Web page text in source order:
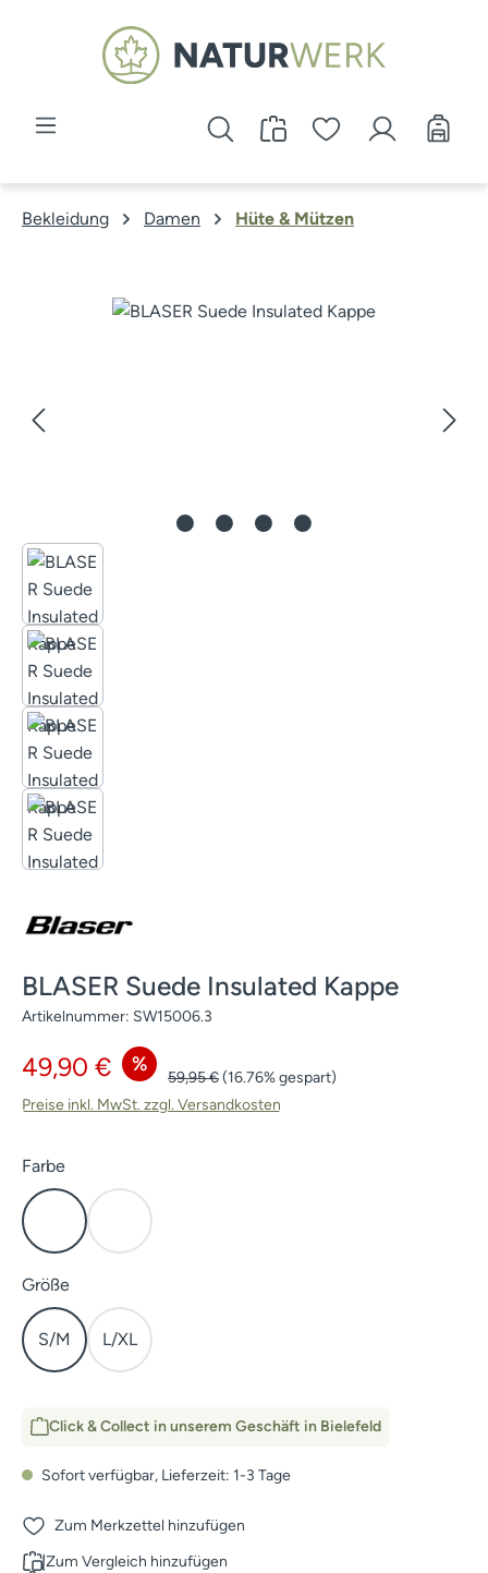
Zum Hauptinhalt springen
Bekleidung Damen Hüte & Mützen
Bildergalerie überspringen
BLASER Suede Insulated Kappe
Artikelnummer: SW15006.3
Verkaufspreis:
49,90 € %
Regulärer Preis:
59,95 €(16.76% gespart)
Preise inkl. MwSt. zzgl. Versandkosten
Farbeauswählen
Blaze OrangeDunkelbraun
Größeauswählen
S/M L/XL
Click & Collect in unserem Geschäft in Bielefeld
Sofort verfügbar, Lieferzeit: 1-3 Tage
Zum Merkzettel hinzufügen
Zum Vergleich hinzufügen